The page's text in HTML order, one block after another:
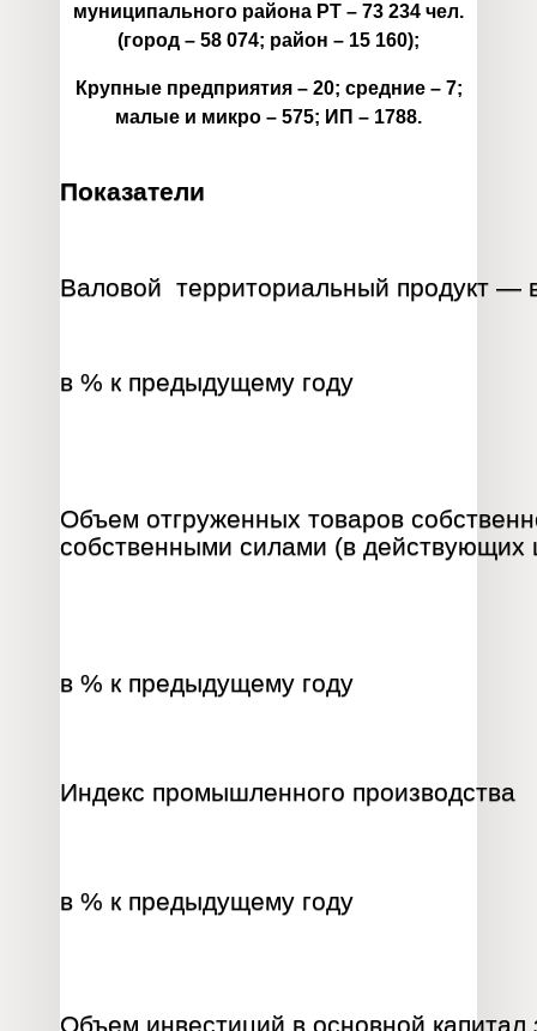
муниципального района РТ – 73 234 чел.
(город – 58 074; район – 15 160);
Крупные предприятия – 20; средние – 7;
малые и микро – 575; ИП – 1788.
Показатели
Валовой территориальный продукт —
в % к предыдущему году
Объем отгруженных товаров
собственными силами (в действующих
в % к предыдущему году
Индекс промышленного производства
в % к предыдущему году
Объем инвестиций в основной